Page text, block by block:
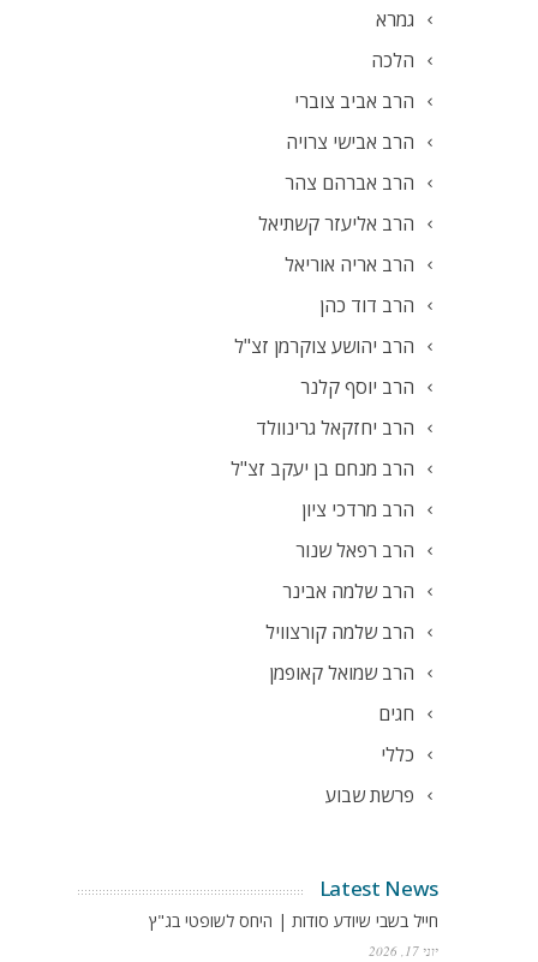
גמרא
הלכה
הרב אביב צוברי
הרב אבישי צרויה
הרב אברהם צהר
הרב אליעזר קשתיאל
הרב אריה אוריאל
הרב דוד כהן
הרב יהושע צוקרמן זצ"ל
הרב יוסף קלנר
הרב יחזקאל גרינוולד
הרב מנחם בן יעקב זצ"ל
הרב מרדכי ציון
הרב רפאל שנור
הרב שלמה אבינר
הרב שלמה קורצוויל
הרב שמואל קאופמן
חגים
כללי
פרשת שבוע
Latest News
חייל בשבי שיודע סודות | היחס לשופטי בג"ץ
יוני 17, 2026